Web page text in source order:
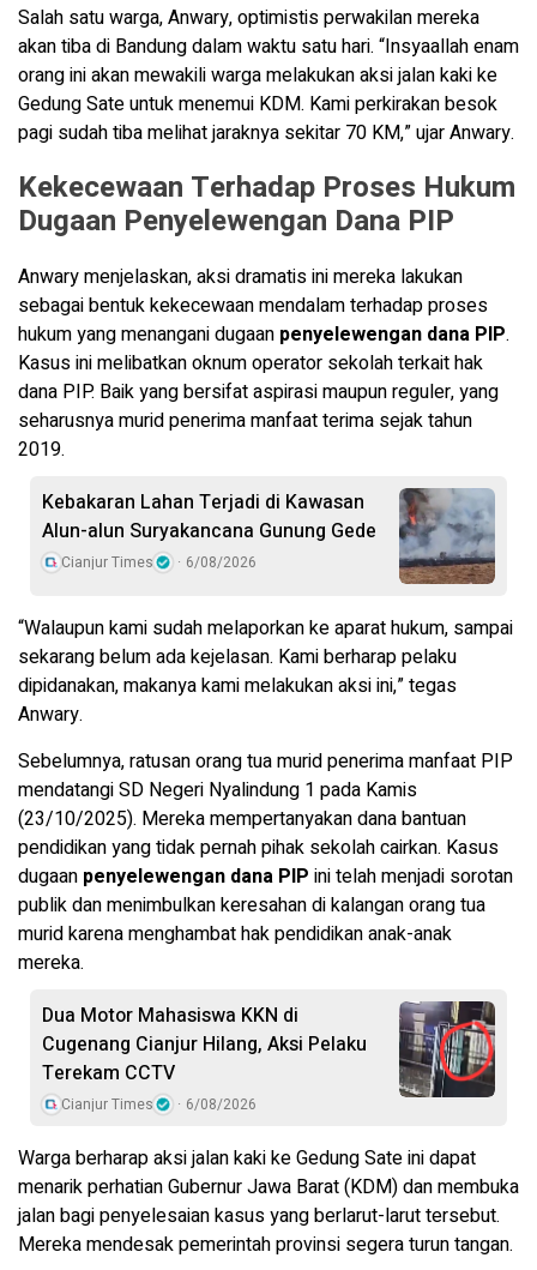
Salah satu warga, Anwary, optimistis perwakilan mereka
akan tiba di Bandung dalam waktu satu hari. “Insyaallah enam
orang ini akan mewakili warga melakukan aksi jalan kaki ke
Gedung Sate untuk menemui KDM. Kami perkirakan besok
pagi sudah tiba melihat jaraknya sekitar 70 KM,” ujar Anwary.
Kekecewaan Terhadap Proses Hukum
Dugaan Penyelewengan Dana PIP
Anwary menjelaskan, aksi dramatis ini mereka lakukan
sebagai bentuk kekecewaan mendalam terhadap proses
hukum yang menangani dugaan penyelewengan dana PIP.
Kasus ini melibatkan oknum operator sekolah terkait hak
dana PIP. Baik yang bersifat aspirasi maupun reguler, yang
seharusnya murid penerima manfaat terima sejak tahun
2019.
Kebakaran Lahan Terjadi di Kawasan
Alun-alun Suryakancana Gunung Gede
Cianjur Times 6/08/2026
“Walaupun kami sudah melaporkan ke aparat hukum, sampai
sekarang belum ada kejelasan. Kami berharap pelaku
dipidanakan, makanya kami melakukan aksi ini,” tegas
Anwary.
Sebelumnya, ratusan orang tua murid penerima manfaat PIP
mendatangi SD Negeri Nyalindung 1 pada Kamis
(23/10/2025). Mereka mempertanyakan dana bantuan
pendidikan yang tidak pernah pihak sekolah cairkan. Kasus
dugaan penyelewengan dana PIP ini telah menjadi sorotan
publik dan menimbulkan keresahan di kalangan orang tua
murid karena menghambat hak pendidikan anak-anak
mereka.
Dua Motor Mahasiswa KKN di
Cugenang Cianjur Hilang, Aksi Pelaku
Terekam CCTV
Cianjur Times 6/08/2026
Warga berharap aksi jalan kaki ke Gedung Sate ini dapat
menarik perhatian Gubernur Jawa Barat (KDM) dan membuka
jalan bagi penyelesaian kasus yang berlarut-larut tersebut.
Mereka mendesak pemerintah provinsi segera turun tangan.